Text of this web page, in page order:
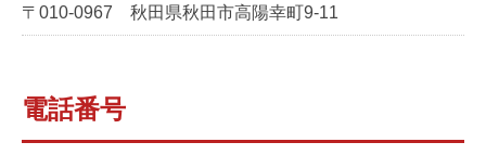
〒010-0967 秋田県秋田市高陽幸町9-11
電話番号